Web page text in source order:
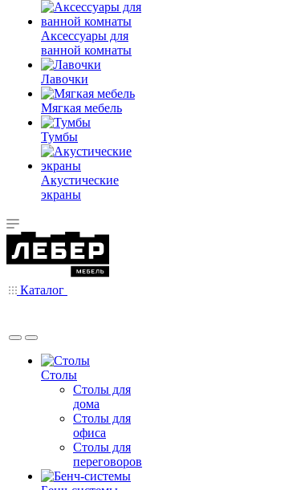
Аксессуары для
ванной комнаты
Лавочки
Мягкая мебель
Тумбы
Акустические
экраны
Каталог
Столы
Столы для
дома
Столы для
офиса
Столы для
переговоров